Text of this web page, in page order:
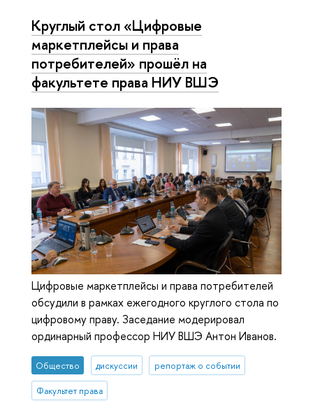
Круглый стол «Цифровые
маркетплейсы и права
потребителей» прошёл на
факультете права НИУ ВШЭ
Цифровые маркетплейсы и права потребителей
обсудили в рамках ежегодного круглого стола по
цифровому праву. Заседание модерировал
ординарный профессор НИУ ВШЭ Антон Иванов.
Общество дискуссии репортаж о событии
Факультет права